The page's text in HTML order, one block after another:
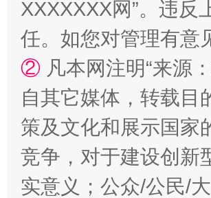
XXXXXXX网”。违
任。如您对管理有意
② 凡本网注明“来源
自其它媒体，转载目
策及文化和展示国家
竞争，对于建设创新
实意义；公众/公民/